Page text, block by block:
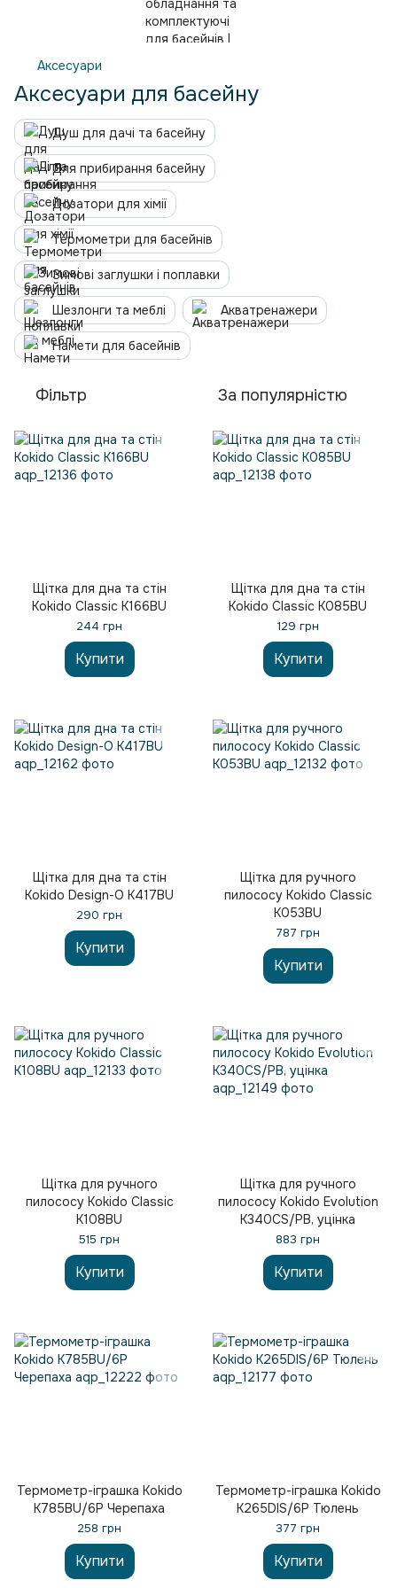
Аксесуари
Аксесуари для басейну
Душ для дачі та басейну
Для прибирання басейну
Дозатори для хімії
Термометри для басейнів
Зимові заглушки і поплавки
Шезлонги та меблі Акватренажери
Намети для басейнів
Фільтр За популярністю
Щітка для дна та стін
Kokido Classic K166BU
244 грн
Купити
Щітка для дна та стін
Kokido Classic K085BU
129 грн
Купити
Щітка для дна та стін
Kokido Design-O K417BU
290 грн
Купити
Щітка для ручного
пилососу Kokido Classic
K053BU
787 грн
Купити
Щітка для ручного
пилососу Kokido Classic
K108BU
515 грн
Купити
Щітка для ручного
пилососу Kokido Evolution
K340CS/PB, уцінка
883 грн
Купити
Термометр-іграшка Kokido
K785BU/6P Черепаха
258 грн
Купити
Термометр-іграшка Kokido
K265DIS/6P Тюлень
377 грн
Купити